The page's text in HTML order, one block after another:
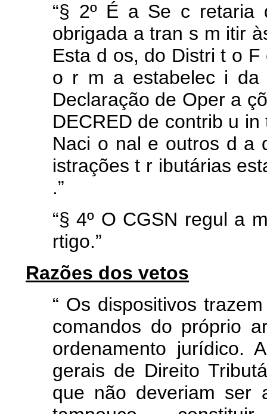
“§ 2º É a Se c
obrigada a tran s m itir
Esta d os, do Distrit o F
o r m a estabelec i
Declaração de Oper a
DECRED de contrib u in
Naci o nal e outros d a
istrações t r ibutárias
.”
“§4º O CGSN regul a
rtigo.”
Razões dos vetos
“ Os dispositivos
comandos do próprio
ordenamento jurídico.
gerais de Direito
que não deveriam ser